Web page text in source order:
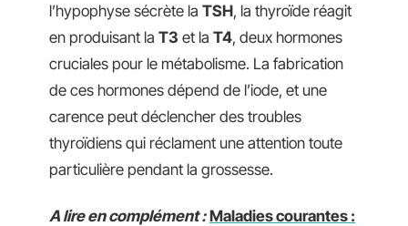
l’hypophyse sécrète la TSH, la thyroïde réagit
en produisant la T3 et la T4, deux hormones
cruciales pour le métabolisme. La fabrication
de ces hormones dépend de l’iode, et une
carence peut déclencher des troubles
thyroïdiens qui réclament une attention toute
particulière pendant la grossesse.
A lire en complément : Maladies courantes :